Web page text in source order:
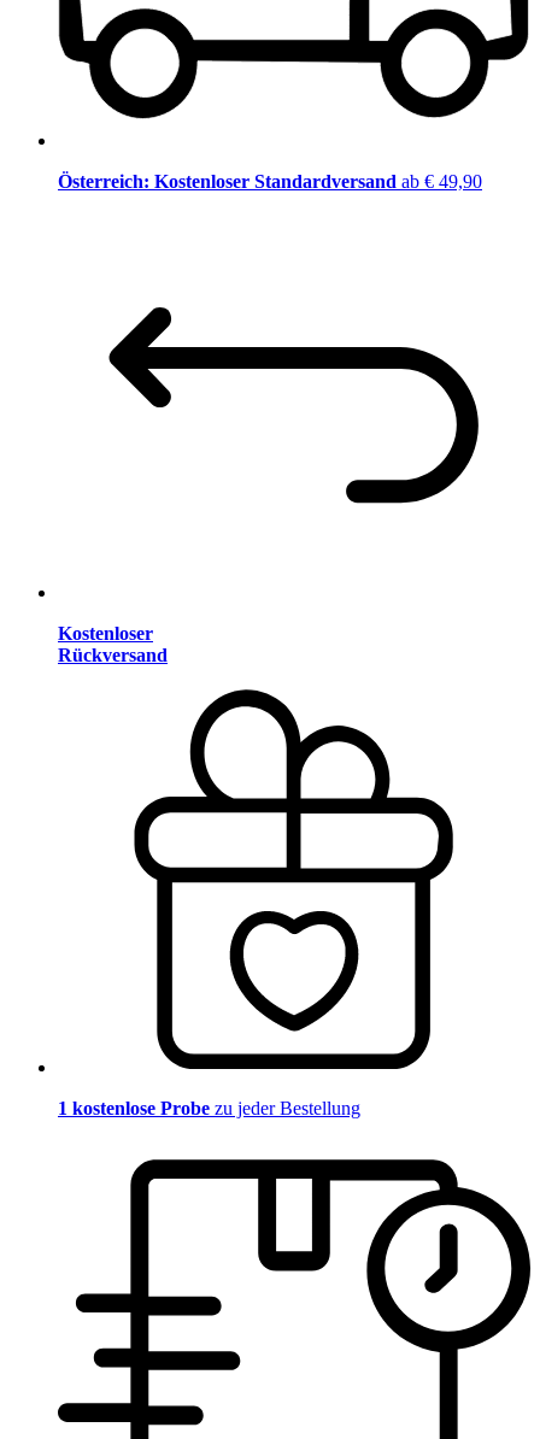
Österreich: Kostenloser Standardversand ab € 49,90
Kostenloser
Rückversand
1 kostenlose Probe zu jeder Bestellung